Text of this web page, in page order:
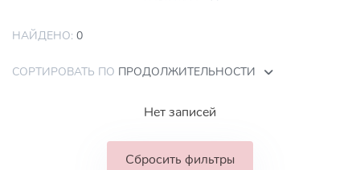
НАЙДЕНО: 0
СОРТИРОВАТЬ ПО ПРОДОЛЖИТЕЛЬНОСТИ
Нет записей
Сбросить фильтры